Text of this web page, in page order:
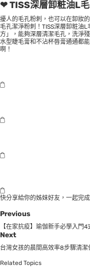
❤ TISS深層卸粧油L
擾人的毛孔粉刺，也可以在卸妝
毛孔潔淨粉刺！TISS深層卸粧油
方」，能夠深層清潔毛孔，洗淨
水型睫毛膏和不沾杯唇膏通通都
啊！
快分享給你的姊妹好友，一起完
Previous
【在家抗疫】瑜伽新手必學入門4
Next
台灣女孩的晨間高效率8步驟清潔
Related Topics